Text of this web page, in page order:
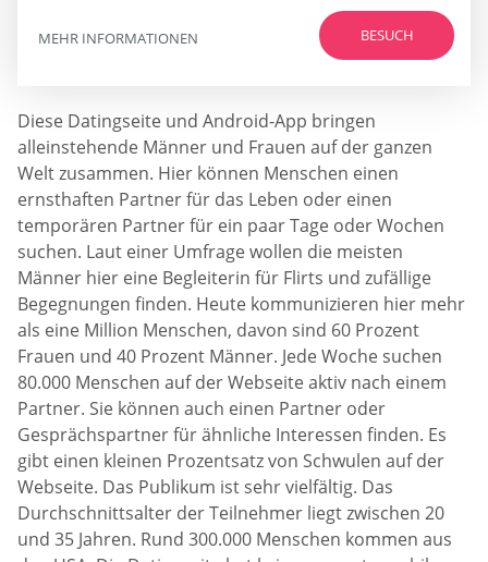
BESUCH
MEHR INFORMATIONEN
Diese Datingseite und Android-App bringen
alleinstehende Männer und Frauen auf der ganzen
Welt zusammen. Hier können Menschen einen
ernsthaften Partner für das Leben oder einen
temporären Partner für ein paar Tage oder Wochen
suchen. Laut einer Umfrage wollen die meisten
Männer hier eine Begleiterin für Flirts und zufällige
Begegnungen finden. Heute kommunizieren hier mehr
als eine Million Menschen, davon sind 60 Prozent
Frauen und 40 Prozent Männer. Jede Woche suchen
80.000 Menschen auf der Webseite aktiv nach einem
Partner. Sie können auch einen Partner oder
Gesprächspartner für ähnliche Interessen finden. Es
gibt einen kleinen Prozentsatz von Schwulen auf der
Webseite. Das Publikum ist sehr vielfältig. Das
Durchschnittsalter der Teilnehmer liegt zwischen 20
und 35 Jahren. Rund 300.000 Menschen kommen aus